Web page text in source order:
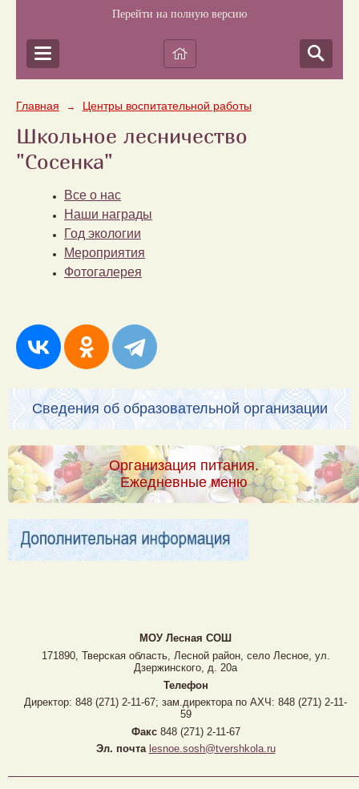
Перейти на полную версию
Главная → Центры воспитательной работы
Школьное лесничество
"Сосенка"
Все о нас
Наши награды
Год экологии
Мероприятия
Фотогалерея
Сведения об образовательной организации
Организация питания.
Ежедневные меню
МОУ Лесная CОШ
171890, Тверская область, Лесной район, село Лесное, ул.
Дзержинского, д. 20а
Телефон
Директор: 848 (271) 2-11-67; зам.директора по АХЧ: 848 (271) 2-11-
59
Факс848 (271) 2-11-67
Эл. почта lesnoe.sosh@tvershkola.ru